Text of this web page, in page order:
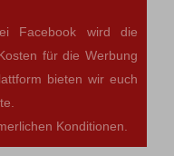
Facebook wird die
für die Werbung
bieten wir euch
Konditionen.